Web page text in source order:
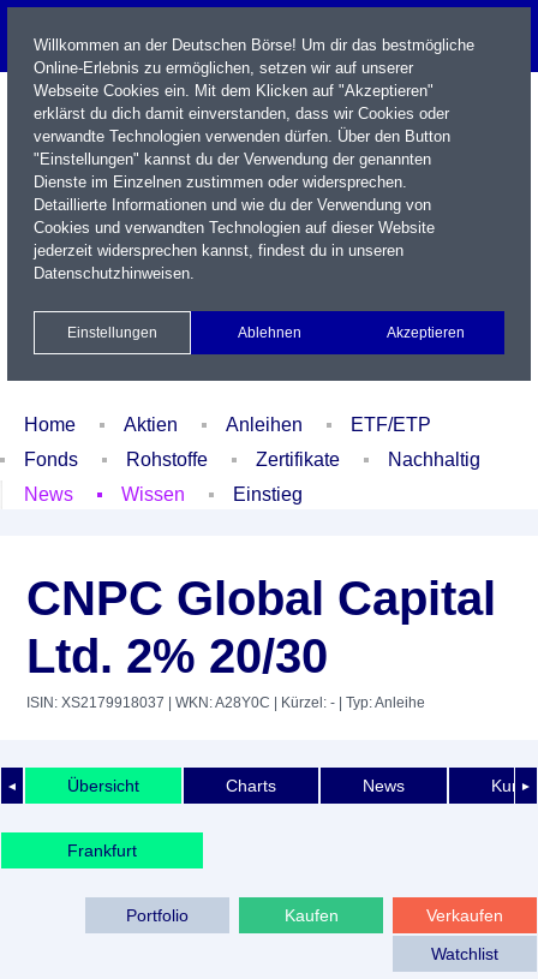
Name / WKN / ISIN / Kürzel
Xetra Realtime
Watchlist Portfolio Login
Home Aktien Anleihen
ETF/ETP
Fonds
Rohstoffe Zertifikate
Nachhaltig
News
Wissen Einstieg
CNPC Global Capital
Ltd. 2% 20/30
ISIN: XS2179918037 | WKN: A28Y0C | Kürzel: - | Typ: Anleihe
◄ ►
Übersicht Charts News
Frankfurt
Verkaufen
Kaufen
Portfolio
Watchlist
Willkommen an der Deutschen Börse! Um dir das bestmögliche
Online-Erlebnis zu ermöglichen, setzen wir auf unserer
Webseite Cookies ein. Mit dem Klicken auf "Akzeptieren"
erklärst du dich damit einverstanden, dass wir Cookies oder
verwandte Technologien verwenden dürfen. Über den Button
"Einstellungen" kannst du der Verwendung der genannten
Dienste im Einzelnen zustimmen oder widersprechen.
Detaillierte Informationen und wie du der Verwendung von
Cookies und verwandten Technologien auf dieser Website
jederzeit widersprechen kannst, findest du in unseren
Datenschutzhinweisen.
Einstellungen Ablehnen Akzeptieren